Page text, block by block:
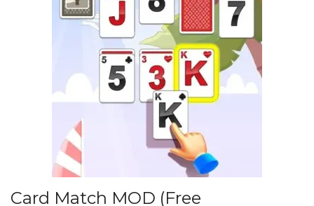
Card Match MOD (Free